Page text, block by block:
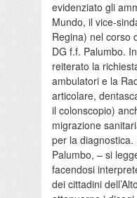
evidenziato gli
Mundo, il vice-
Regina) nel corso
DG f.f. Palumbo.
reiterato la
ambulatori e la
articolare,
il colonscopio)
migrazione
per la
Palumbo, – si
facendosi
dei cittadini